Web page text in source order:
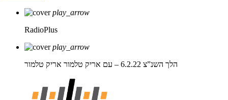
play_arrow
RadioPlus
play_arrow
הלך השנ”צ 6.2.22 – עם אריק טלמור
אריק טלמור